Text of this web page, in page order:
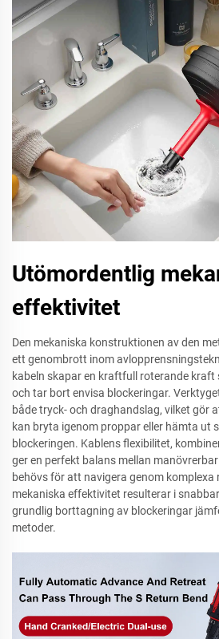
Utömordentlig
effektivitet
Den mekaniska konstruktionen av den
ett genombrott inom
kabeln skapar en kraftfull roterande
och tar bort envisa blockeringar.
både tryck- och draghandslag, vilket gör
kan bryta igenom proppar eller hämta ut
blockeringen. Kablens flexibilitet,
ger en perfekt balans mellan
behövs för att navigera genom komplexa
mekaniska effektivitet resulterar i
grundlig borttagning av blockeringar
metoder.